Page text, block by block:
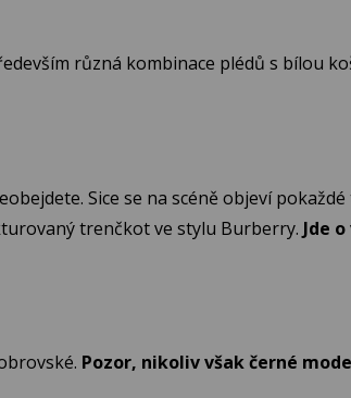
různá kombinace plédů s bílou
Sice se na scéně objeví
trenčkot ve stylu Burberry. Jde
Pozor, nikoliv však černé